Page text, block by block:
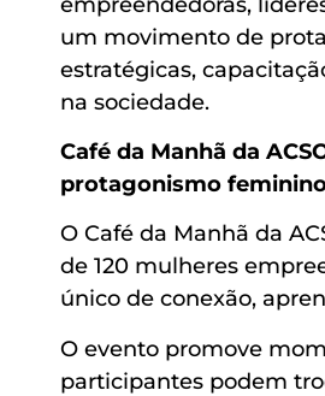
um movimento de
estratégicas,
na sociedade.
Café da Manhã da
protagonismo
O Café da Manhã da
de 120 mulheres
único de conexão,
O evento promove
participantes podem